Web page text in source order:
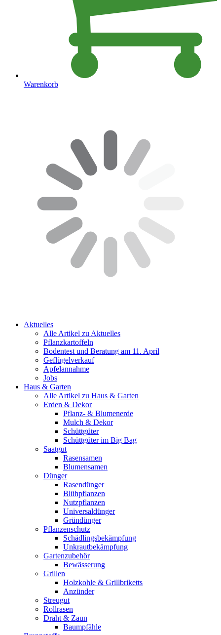
Warenkorb
Aktuelles
Alle Artikel zu Aktuelles
Pflanzkartoffeln
Bodentest und Beratung am 11. April
Geflügelverkauf
Apfelannahme
Jobs
Haus & Garten
Alle Artikel zu Haus & Garten
Erden & Dekor
Pflanz- & Blumenerde
Mulch & Dekor
Schüttgüter
Schüttgüter im Big Bag
Saatgut
Rasensamen
Blumensamen
Dünger
Rasendünger
Blühpflanzen
Nutzpflanzen
Universaldünger
Gründünger
Pflanzenschutz
Schädlingsbekämpfung
Unkrautbekämpfung
Gartenzubehör
Bewässerung
Grillen
Holzkohle & Grillbriketts
Anzünder
Streugut
Rollrasen
Draht & Zaun
Baumpfähle